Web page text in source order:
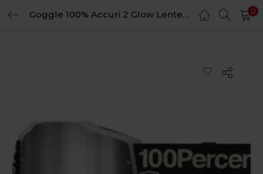
Goggle 100% Accuri 2 Glow Lente Silver Espejo 0
LOGIN REGISTER
Login
Lost password?